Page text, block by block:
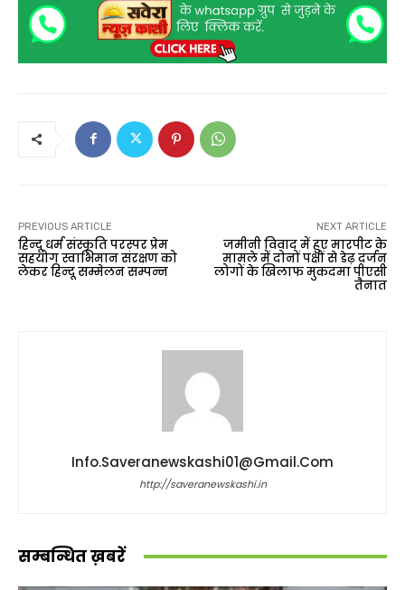
PREVIOUS ARTICLE
हिन्दू धर्म संस्कृति परस्पर प्रेम
सहयोग स्वाभिमान संरक्षण को
लेकर हिन्दू सम्मेलन सम्पन्न
NEXT ARTICLE
जमीनी विवाद में हुए मारपीट के
मामले में दोनों पक्षों से डेढ़ दर्जन
लोगों के खिलाफ मुकदमा पीएसी
तैनात
Info.saveranewskashi01@gmail.com
http://saveranewskashi.in
सम्बन्धित ख़बरें